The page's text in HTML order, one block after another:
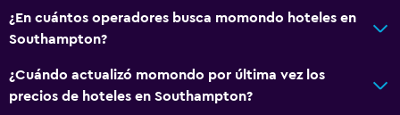
Comedor
Menús para dietas especiales (bajo petición)
Bar/lounge
¿En cuántos operadores busca momondo hoteles en
Southampton?
¿Cuándo actualizó momondo por última vez los
precios de hoteles en Southampton?